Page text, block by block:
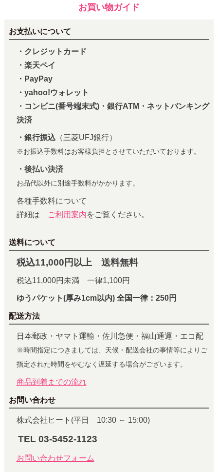
お買い物ガイド
お支払いについて
・クレジットカード
・楽天ペイ
・PayPay
・yahoo!ウォレット
・コンビニ(番号端末式)・銀行ATM・ネットバンキング
決済
・銀行振込（三菱UFJ銀行）
※お振込手数料はお客様負担とさせていただいております。
・後払い決済
お品代以外に別途手数料がかかります。
各種手数料について
詳細は
ご利用案内をご覧ください。
送料について
税込11,000円以上 送料無料
税込11,000円未満 一律1,100円
ゆうパケット(厚み1cm以内) 全国一律：250円
配送方法
日本郵政・ヤマト運輸・佐川急便・福山通運・エコ配
※時間指定につきましては、天候・配送会社の事情等によりご
指定された時間をやむなく遅延する場合がございます。
商品到着までの流れ
お問い合わせ
株式会社ヒート(平日 10:30 ～ 15:00)
TEL 03-5452-1123
お問い合わせフォーム